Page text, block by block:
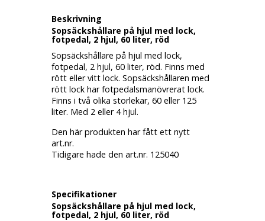
Beskrivning
Sopsäckshållare på hjul med lock,
fotpedal, 2 hjul, 60 liter, röd
Sopsäckshållare på hjul med lock,
fotpedal, 2 hjul, 60 liter, röd. Finns med
rött eller vitt lock. Sopsäckshållaren med
rött lock har fotpedalsmanövrerat lock.
Finns i två olika storlekar, 60 eller 125
liter. Med 2 eller 4 hjul.
Den här produkten har fått ett nytt
art.nr.
Tidigare hade den art.nr. 125040
Specifikationer
Sopsäckshållare på hjul med lock,
fotpedal, 2 hjul, 60 liter, röd